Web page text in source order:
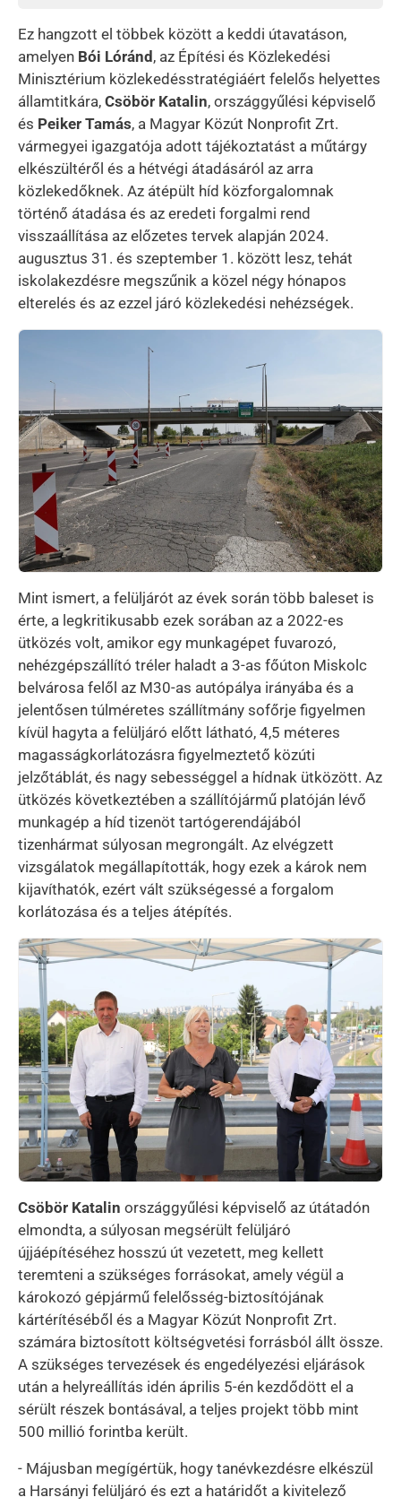
Ez hangzott el többek között a keddi útavatáson,
amelyen Bói Lóránd, az Építési és Közlekedési
Minisztérium közlekedésstratégiáért felelős helyettes
államtitkára, Csöbör Katalin, országgyűlési képviselő
és Peiker Tamás, a Magyar Közút Nonprofit Zrt.
vármegyei igazgatója adott tájékoztatást a műtárgy
elkészültéről és a hétvégi átadásáról az arra
közlekedőknek. Az átépült híd közforgalomnak
történő átadása és az eredeti forgalmi rend
visszaállítása az előzetes tervek alapján 2024.
augusztus 31. és szeptember 1. között lesz, tehát
iskolakezdésre megszűnik a közel négy hónapos
elterelés és az ezzel járó közlekedési nehézségek.
Kép
Mint ismert, a felüljárót az évek során több baleset is
érte, a legkritikusabb ezek sorában az a 2022-es
ütközés volt, amikor egy munkagépet fuvarozó,
nehézgépszállító tréler haladt a 3-as főúton Miskolc
belvárosa felől az M30-as autópálya irányába és a
jelentősen túlméretes szállítmány sofőrje figyelmen
kívül hagyta a felüljáró előtt látható, 4,5 méteres
magasságkorlátozásra figyelmeztető közúti
jelzőtáblát, és nagy sebességgel a hídnak ütközött. Az
ütközés következtében a szállítójármű platóján lévő
munkagép a híd tizenöt tartógerendájából
tizenhármat súlyosan megrongált. Az elvégzett
vizsgálatok megállapították, hogy ezek a károk nem
kijavíthatók, ezért vált szükségessé a forgalom
korlátozása és a teljes átépítés.
Kép
Csöbör Katalin országgyűlési képviselő az útátadón
elmondta, a súlyosan megsérült felüljáró
újjáépítéséhez hosszú út vezetett, meg kellett
teremteni a szükséges forrásokat, amely végül a
károkozó gépjármű felelősség-biztosítójának
kártérítéséből és a Magyar Közút Nonprofit Zrt.
számára biztosított költségvetési forrásból állt össze.
A szükséges tervezések és engedélyezési eljárások
után a helyreállítás idén április 5-én kezdődött el a
sérült részek bontásával, a teljes projekt több mint
500 millió forintba került.
- Májusban megígértük, hogy tanévkezdésre elkészül
a Harsányi felüljáró és ezt a határidőt a kivitelező